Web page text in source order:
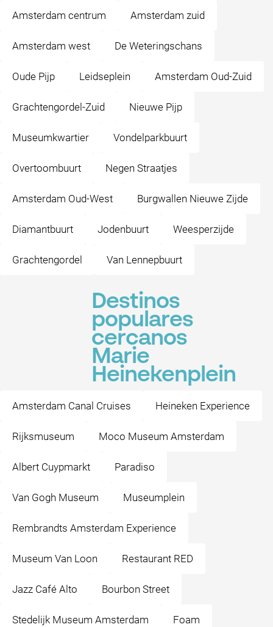
Amsterdam centrum Amsterdam zuid
Amsterdam west De Weteringschans
Oude Pijp Leidseplein Amsterdam Oud-Zuid
Grachtengordel-Zuid Nieuwe Pijp
Museumkwartier Vondelparkbuurt
Overtoombuurt Negen Straatjes
Amsterdam Oud-West Burgwallen Nieuwe Zijde
Diamantbuurt Jodenbuurt Weesperzijde
Grachtengordel Van Lennepbuurt
Destinos
populares
cercanos
Marie
Heinekenplein
Amsterdam Canal Cruises Heineken Experience
Rijksmuseum Moco Museum Amsterdam
Albert Cuypmarkt Paradiso
Van Gogh Museum Museumplein
Rembrandts Amsterdam Experience
Museum Van Loon Restaurant RED
Jazz Café Alto Bourbon Street
Stedelijk Museum Amsterdam Foam